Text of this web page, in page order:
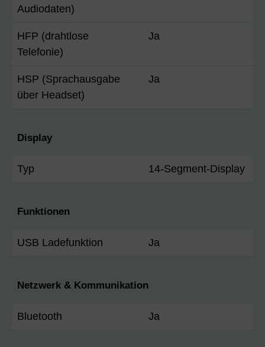
Audiodaten)
HFP (drahtlose
Telefonie)
Ja
HSP (Sprachausgabe
über Headset)
Ja
Display
Typ 14-Segment-Display
Funktionen
USB Ladefunktion Ja
Netzwerk & Kommunikation
Bluetooth Ja